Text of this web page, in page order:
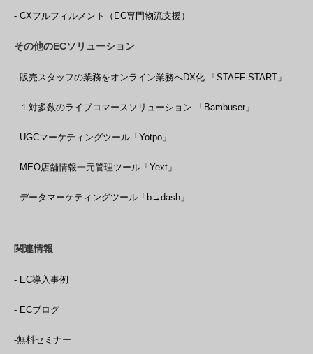
- CXフルフィルメント（EC専門物流支援）
その他のECソリューション
- 販売スタッフの業務をオンライン業務へDX化 「STAFF START」
- １対多数のライブコマースソリューション 「Bambuser」
- UGCマーケティングツール「Yotpo」
- MEO店舗情報一元管理ツール「Yext」
- データマーケティングツール「b→dash」
関連情報
- EC導入事例
- ECブログ
-無料セミナー